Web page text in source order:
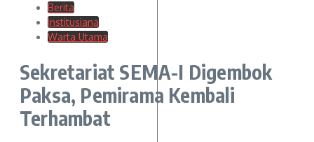
Berita
Institusiana
Warta Utama
Sekretariat SEMA-I Digembok
Paksa, Pemirama Kembali
Terhambat